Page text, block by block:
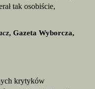
tak osobiście,
, Gazeta Wyborcza,
krytyków